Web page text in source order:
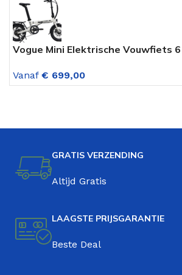
Vogue Mini Elektrische Vouwfiets
Vanaf € 699,00
GRATIS VERZENDING
Altijd Gratis
LAAGSTE PRIJSGARANTIE
Beste Deal